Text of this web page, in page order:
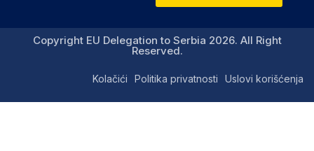
Copyright EU Delegation to Serbia 2026. All Right
Reserved.
Kolačići Politika privatnosti Uslovi korišćenja